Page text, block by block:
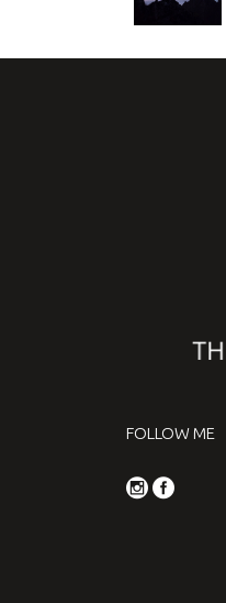
FOLLOW ME